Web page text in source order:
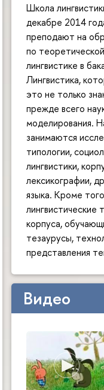
Школа
декабре 2014
преподают на
по
лингвистике в
Лингвистика,
это не только
прежде всего
моделирования.
занимаются
типологии,
лингвистики,
лексикографии,
языка. Кроме
лингвистические
корпуса,
тезаурусы,
представления
Видео